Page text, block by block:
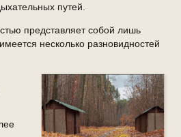
путей.
представляет собой лишь
несколько разновидностей